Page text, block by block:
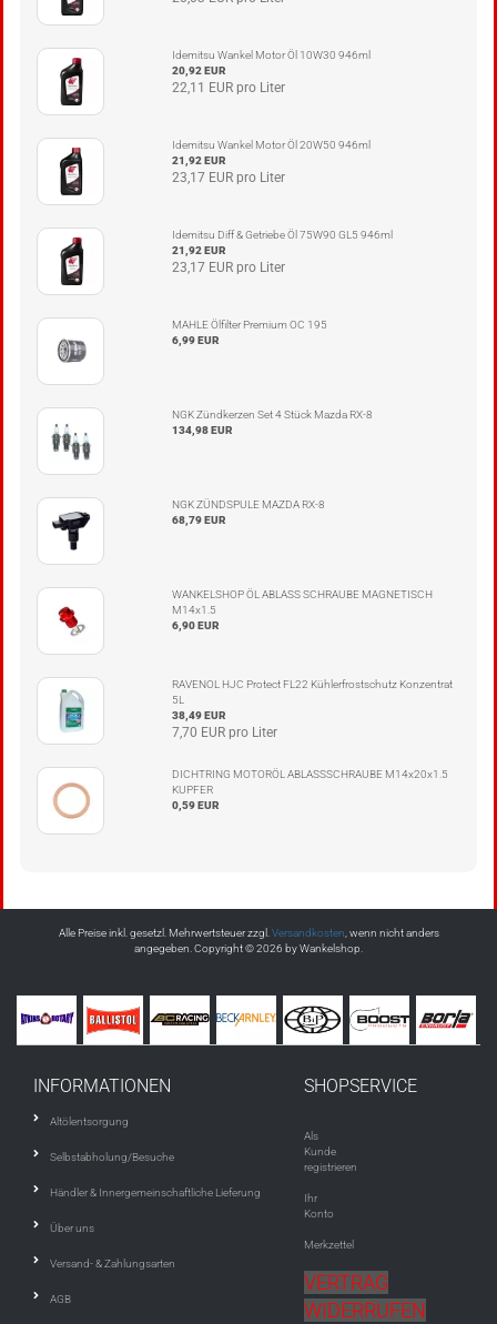
Idemitsu Wankel Motor Öl 10W30 946ml
20,92 EUR
22,11 EUR pro Liter
Idemitsu Wankel Motor Öl 20W50 946ml
21,92 EUR
23,17 EUR pro Liter
Idemitsu Diff & Getriebe Öl 75W90 GL5 946ml
21,92 EUR
23,17 EUR pro Liter
MAHLE Ölfilter Premium OC 195
6,99 EUR
NGK Zündkerzen Set 4 Stück Mazda RX-8
134,98 EUR
NGK ZÜNDSPULE MAZDA RX-8
68,79 EUR
WANKELSHOP ÖL ABLASS SCHRAUBE MAGNETISCH
M14x1.5
6,90 EUR
RAVENOL HJC Protect FL22 Kühlerfrostschutz Konzentrat
5L
38,49 EUR
7,70 EUR pro Liter
DICHTRING MOTORÖL ABLASSSCHRAUBE M14x20x1.5
KUPFER
0,59 EUR
Alle Preise inkl. gesetzl. Mehrwertsteuer zzgl. Versandkosten , wenn nicht anders
angegeben. Copyright © 2026 by Wankelshop.
INFORMATIONEN
Altölentsorgung
Selbstabholung/Besuche
Händler & Innergemeinschaftliche Lieferung
Über uns
Versand- & Zahlungsarten
AGB
SHOPSERVICE
Als
Kunde
registrieren
Ihr
Konto
Merkzettel
VERTRAG
WIDERRUFEN